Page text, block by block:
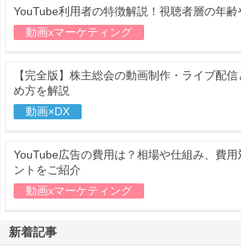
YouTube利用者の特徴解説！視聴者層の年齢
動画xマーケティング
【完全版】株主総会の動画制作・ライブ配
め方を解説
動画×DX
YouTube広告の費用は？相場や仕組み、費
ントをご紹介
動画xマーケティング
新着記事